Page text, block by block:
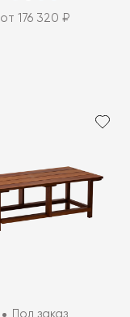
от 176 320 ₽
Под заказ